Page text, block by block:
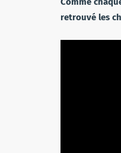
retrouvé les